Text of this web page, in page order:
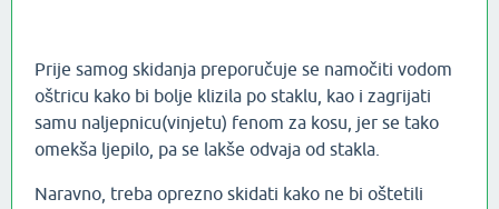
Prije samog skidanja preporučuje se namočiti vodom
oštricu kako bi bolje klizila po staklu, kao i zagrijati
samu naljepnicu(vinjetu) fenom za kosu, jer se tako
omekša ljepilo, pa se lakše odvaja od stakla.
Naravno, treba oprezno skidati kako ne bi oštetili